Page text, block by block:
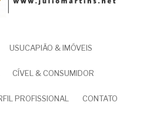
USUCAPIÃO & IMÓVEIS
CÍVEL & CONSUMIDOR
PROFISSIONAL CONTATO